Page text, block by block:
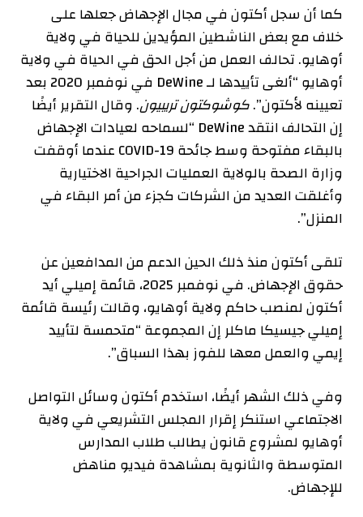
كما أن سجل أكتون في مجال الإجهاض جعلها على
خلاف مع بعض الناشطين المؤيدين للحياة في ولاية
أوهايو. تحالف العمل من أجل الحق في الحياة في ولاية
أوهايو “ألغى
تأييدها لـ DeWine في نوفمبر 2020 بعد
تعيينه لأكتون”.كوشوكتون تريبيون. وقال التقرير أيضًا
إن التحالف انتقد DeWine “لسماحه لعيادات الإجهاض
بالبقاء مفتوحة وسط جائحة COVID-19 عندما أوقفت
وزارة الصحة بالولاية العمليات الجراحية الاختيارية
وأغلقت العديد من الشركات كجزء من أمر البقاء في
المنزل”.
تلقى أكتون منذ ذلك الحين الدعم من المدافعين عن
حقوق الإجهاض. في نوفمبر 2025، قائمة إميلي
أيد
أكتون لمنصب حاكم ولاية أوهايو، وقالت رئيسة قائمة
إميلي جيسيكا ماكلر إن المجموعة “متحمسة لتأييد
إيمي والعمل معها للفوز بهذا السباق”.
وفي ذلك الشهر أيضًا، استخدم أكتون وسائل التواصل
الاجتماعياستنكرإقرار المجلس التشريعي في ولاية
أوهايو لمشروع قانون يطالب طلاب المدارس
المتوسطة والثانوية بمشاهدة فيديو مناهض
للإجهاض.